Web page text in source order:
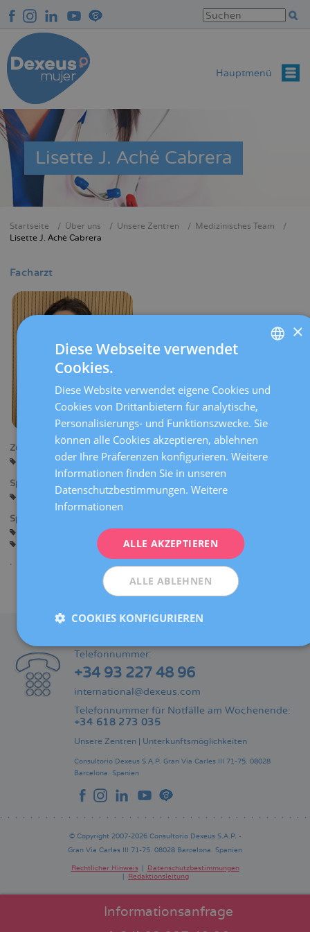
zum
Inhalt
Hauptmenü
Lisette J. Aché Cabrera
Breadcrumb
Startseite Über uns Unsere Zentren
Medizinisches Team
Lisette J. Aché Cabrera
Facharzt
Zentren:
Barcelona
Sprachen:
Spanisch
Spezialitäten:
Allgemeine Gynäkologie
Wechseljahre
Contraception
Empfängnisverhütung
Informationsanfrage
Telefonnummer:
+34 93 227 48 96
international@dexeus.com
Telefonnummer für Notfälle am Wochenende:
+34 618 273 035
Unsere Zentren | Unterkunftsmöglichkeiten
Consultorio Dexeus S.A.P. Gran Via Carles III 71-75. 08028
Barcelona. Spanien
© Copyright 2007-2026 Consultorio Dexeus S.A.P. -
Gran Via Carles III 71-75. 08028 Barcelona. Spanien
de
Rechtlicher Hinweis
Datenschutzbestimmungen
Redaktionsleitung
CATALÀ
DEUTSCH
×
Diese Webseite verwendet
Cookies.
Diese Website verwendet eigene Cookies und
Cookies von Drittanbietern für analytische,
Personalisierungs- und Funktionszwecke. Sie
können alle Cookies akzeptieren, ablehnen
oder Ihre Präferenzen konfigurieren. Weitere
Informationen finden Sie in unseren
Datenschutzbestimmungen. Weitere
Informationen
ALLE AKZEPTIEREN
ALLE ABLEHNEN
COOKIES KONFIGURIEREN